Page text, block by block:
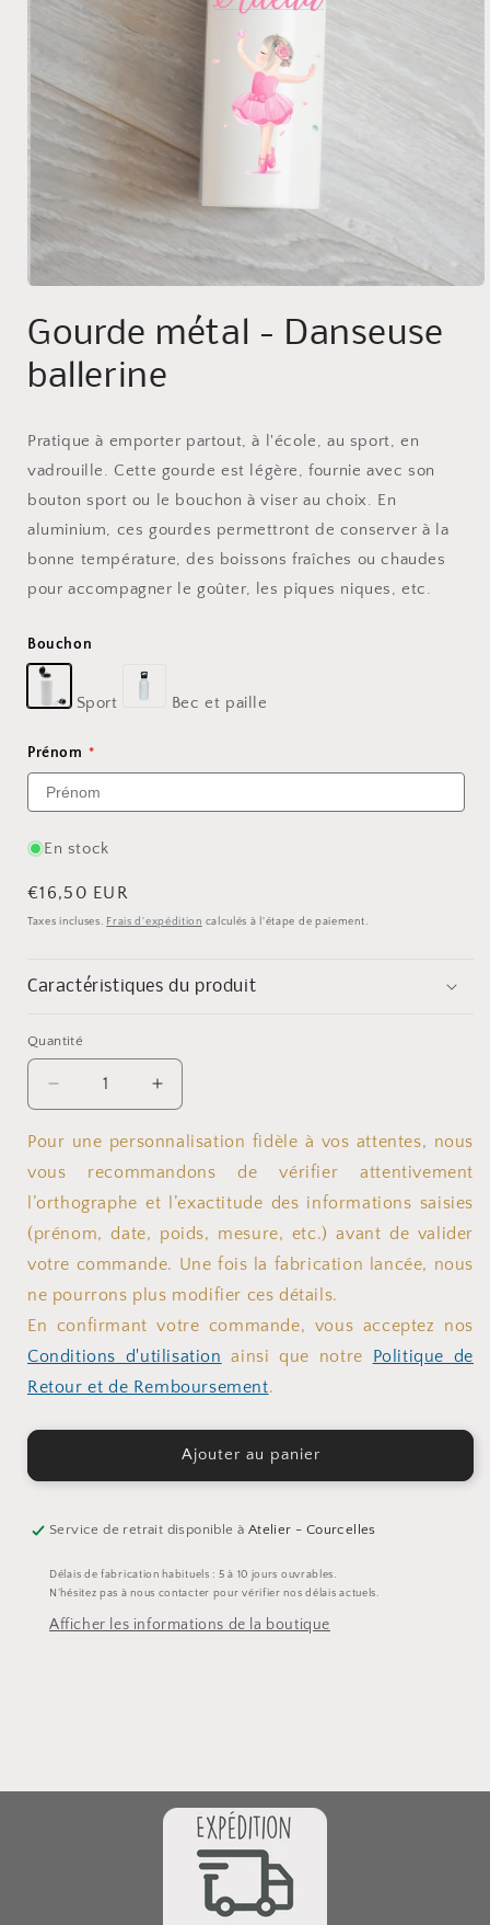
média
1
dans
une
fenêtre
Gourde métal - Danseuse
ballerine
Pratique à emporter partout, à l'école, au sport, en
vadrouille. Cette gourde est légère, fournie avec son
bouton sport ou le bouchon à viser au choix. En
aluminium, ces gourdes permettront de conserver à la
bonne température, des boissons fraîches ou chaudes
pour accompagner le goûter, les piques niques, etc.
Bouchon
Sport Bec et paille
Prénom
En stock
Prix
habituel
€16,50 EUR
Taxes incluses. Frais d'expédition calculés à l'étape de paiement.
Caractéristiques du produit
Quantité
Quantité
Réduire
la
quantité
Gourde
métal
-
ballerine
Augmenter
la
quantité
Gourde
métal
-
Danseuse
ballerine
Pour une personnalisation fidèle à vos attentes, nous
vous recommandons de vérifier attentivement
l’orthographe et l’exactitude des informations saisies
(prénom, date, poids, mesure, etc.) avant de valider
votre commande. Une fois la fabrication lancée, nous
ne pourrons plus modifier ces détails.
En confirmant votre commande, vous acceptez nos
Conditions d'utilisation ainsi que notre Politique de
Retour et de Remboursement.
Ajouter au panier
Service de retrait disponible à Atelier - Courcelles
Délais de fabrication habituels : 5 à 10 jours ouvrables.
N’hésitez pas à nous contacter pour vérifier nos délais actuels.
Afficher les informations de la boutique